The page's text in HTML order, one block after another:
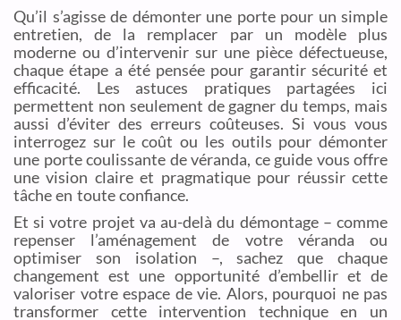
Qu’il s’agisse de démonter une porte pour un simple
entretien, de la remplacer par un modèle plus
moderne ou d’intervenir sur une pièce défectueuse,
chaque étape a été pensée pour garantir sécurité et
efficacité. Les astuces pratiques partagées ici
permettent non seulement de gagner du temps, mais
aussi d’éviter des erreurs coûteuses. Si vous vous
interrogez sur le coût ou les outils pour démonter
une porte coulissante de véranda, ce guide vous offre
une vision claire et pragmatique pour réussir cette
tâche en toute confiance.
Et si votre projet va au-delà du démontage – comme
repenser l’aménagement de votre véranda ou
optimiser son isolation –, sachez que chaque
changement est une opportunité d’embellir et de
valoriser votre espace de vie. Alors, pourquoi ne pas
transformer cette intervention technique en un